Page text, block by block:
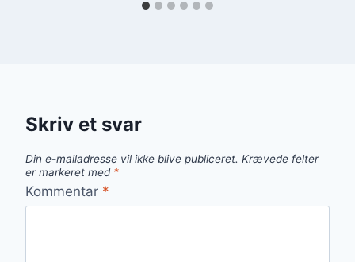
Skriv et svar
Din e-mailadresse vil ikke blive publiceret. Krævede felter
er markeret med *
Kommentar *